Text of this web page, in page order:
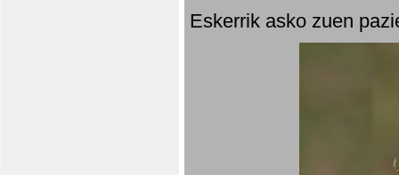
Eskerrik asko zuen